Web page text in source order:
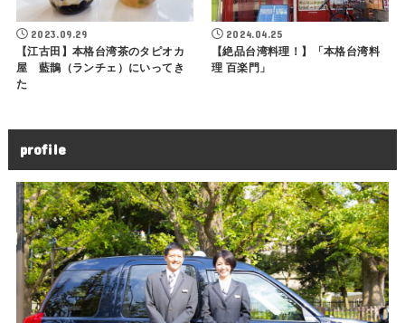
2023.09.29
【江古田】本格台湾茶のタピオカ
屋 藍鵲（ランチェ）にいってき
た
2024.04.25
【絶品台湾料理！】「本格台湾料
理 百楽門」
profile